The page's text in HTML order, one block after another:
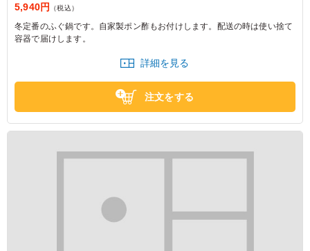
5,940円 （税込）
冬定番のふぐ鍋です。自家製ポン酢もお付けします。配送の時は使い捨て
容器で届けします。
詳細を見る
注文をする